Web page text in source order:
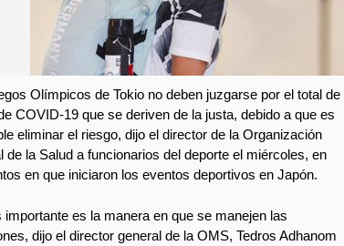
Olímpicos de Tokio no deben juzgarse por el total de
COVID-19 que se deriven de la justa, debido a que es
eliminar el riesgo, dijo el director de la Organización
de la Salud a funcionarios del deporte el miércoles, en
en que iniciaron los eventos deportivos en Japón.
importante es la manera en que se manejen las
dijo el director general de la OMS, Tedros Adhanom